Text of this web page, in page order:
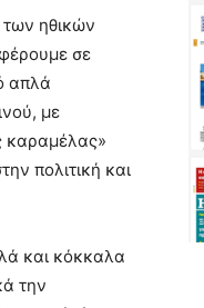
ηθικών
σε
απλά
με
καραμέλας»
πολιτική και
και κόκκαλα
την